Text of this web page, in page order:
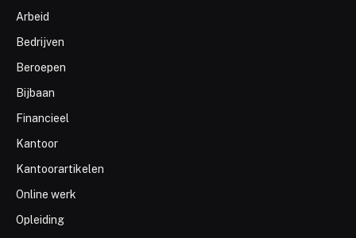
Arbeid
Bedrijven
Beroepen
Bijbaan
Financieel
Kantoor
Kantoorartikelen
Online werk
Opleiding